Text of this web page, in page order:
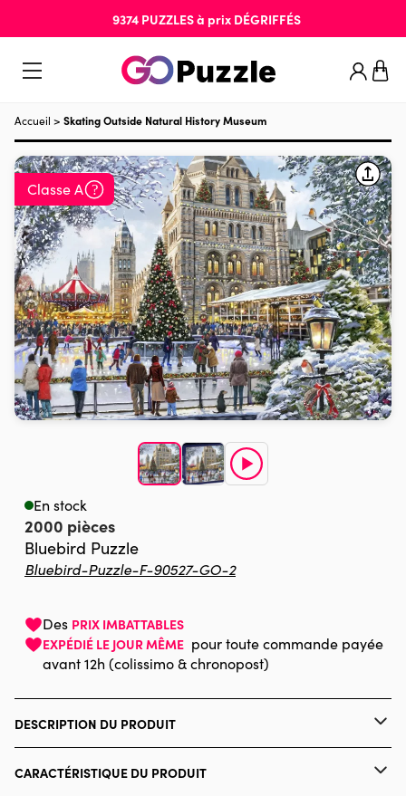
9374 PUZZLESà prix DÉGRIFFÉS
Accueil > Skating Outside Natural History Museum
Classe A
En stock
2000 pièces
Bluebird Puzzle
Bluebird-Puzzle-F-90527-GO-2
Des PRIX IMBATTABLES
EXPÉDIÉ LE JOUR MÊME pour toute commande payée
avant 12h (colissimo & chronopost)
DESCRIPTION DU PRODUIT
The Macneil Studio / artlicensing.com
CARACTÉRISTIQUE DU PRODUIT